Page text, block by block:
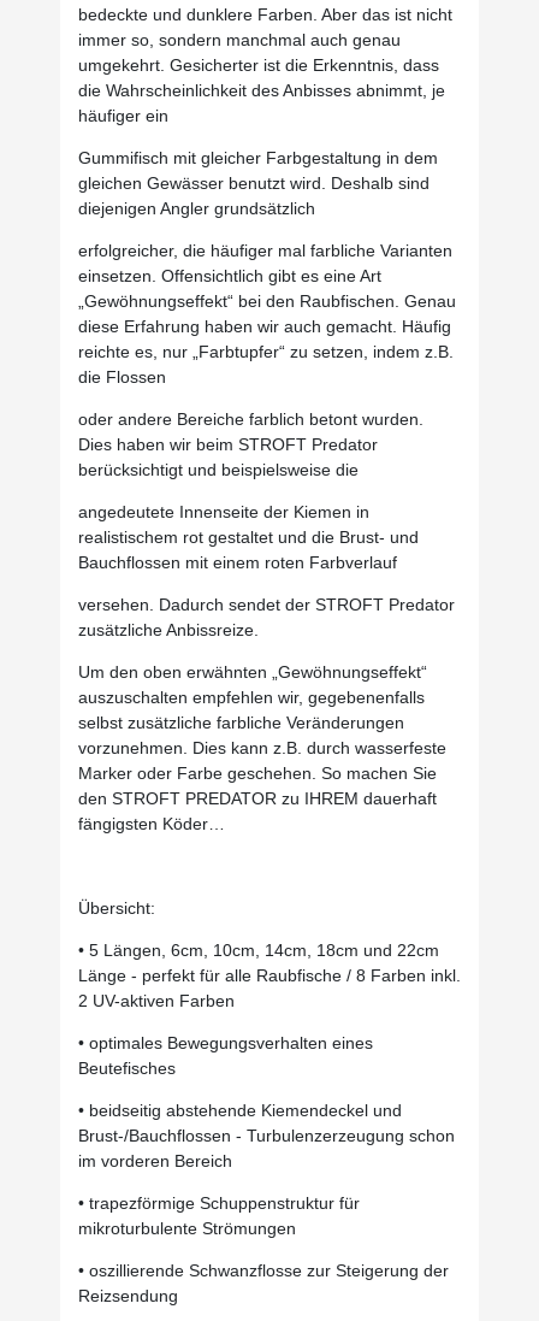
bedeckte und dunklere Farben. Aber das ist nicht
immer so, sondern manchmal auch genau
umgekehrt. Gesicherter ist die Erkenntnis, dass
die Wahrscheinlichkeit des Anbisses abnimmt, je
häufiger ein
Gummifisch mit gleicher Farbgestaltung in dem
gleichen Gewässer benutzt wird. Deshalb sind
diejenigen Angler grundsätzlich
erfolgreicher, die häufiger mal farbliche Varianten
einsetzen. Offensichtlich gibt es eine Art
„Gewöhnungseffekt“ bei den Raubfischen. Genau
diese Erfahrung haben wir auch gemacht. Häufig
reichte es, nur „Farbtupfer“ zu setzen, indem z.B.
die Flossen
oder andere Bereiche farblich betont wurden.
Dies haben wir beim STROFT Predator
berücksichtigt und beispielsweise die
angedeutete Innenseite der Kiemen in
realistischem rot gestaltet und die Brust- und
Bauchflossen mit einem roten Farbverlauf
versehen. Dadurch sendet der STROFT Predator
zusätzliche Anbissreize.
Um den oben erwähnten „Gewöhnungseffekt“
auszuschalten empfehlen wir, gegebenenfalls
selbst zusätzliche farbliche Veränderungen
vorzunehmen. Dies kann z.B. durch wasserfeste
Marker oder Farbe geschehen. So machen Sie
den STROFT PREDATOR zu IHREM dauerhaft
fängigsten Köder…
Übersicht:
• 5 Längen, 6cm, 10cm, 14cm, 18cm und 22cm
Länge - perfekt für alle Raubfische / 8 Farben inkl.
2 UV-aktiven Farben
• optimales Bewegungsverhalten eines
Beutefisches
• beidseitig abstehende Kiemendeckel und
Brust-/Bauchflossen - Turbulenzerzeugung schon
im vorderen Bereich
• trapezförmige Schuppenstruktur für
mikroturbulente Strömungen
• oszillierende Schwanzflosse zur Steigerung der
Reizsendung